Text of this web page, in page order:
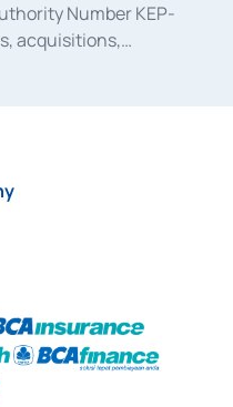
Number KEP-
acquisitions,
as a provider of